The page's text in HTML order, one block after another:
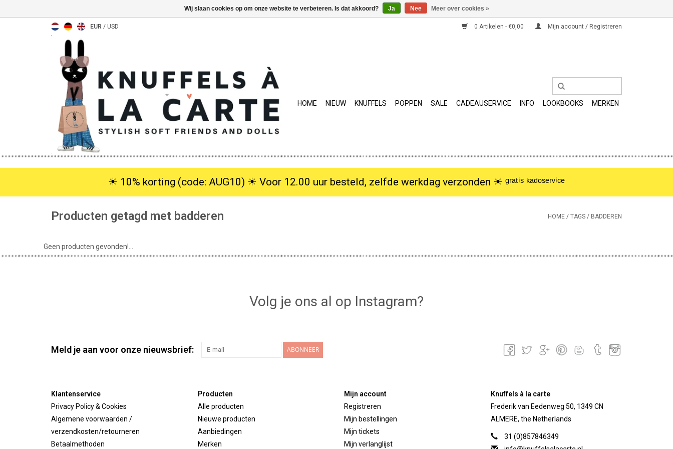
EUR / USD 0 Artikelen - €0,00 Mijn account / Registreren
HOME NIEUW KNUFFELS POPPEN SALE CADEAUSERVICE INFO LOOKBOOKS MERKEN
☀︎ 10% korting (code: AUG10) ☀︎ Voor 12.00 uur besteld, zelfde werkdag verzonden ☀︎ ᵍʳᵃᵗⁱˢ ᵏᵃᵈᵒˢᵉʳᵛⁱᶜᵉ
Producten getagd met badderen HOME / TAGS / BADDEREN
Geen producten gevonden!...
Volg je ons al op Instagram?
Meld je aan voor onze nieuwsbrief: ABONNEER
Klantenservice
Privacy Policy & Cookies
Algemene voorwaarden /
verzendkosten/retourneren
Betaalmethoden
Producten
Alle producten
Nieuwe producten
Aanbiedingen
Merken
Mijn account
Registreren
Mijn bestellingen
Mijn tickets
Mijn verlanglijst
Knuffels à la carte
Frederik van Eedenweg 50, 1349 CN
ALMERE, the Netherlands
31 (0)857846349
Wij slaan cookies op om onze website te verbeteren. Is dat akkoord? Ja Nee Meer over cookies »